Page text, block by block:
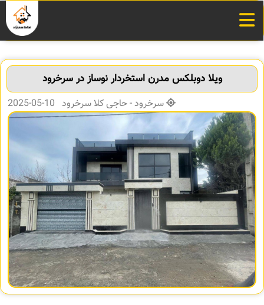
ویلا دوبلکس مدرن استخردار نوساز در سرخرود
سرخرود - حاجی کلا سرخرود 10-05-2025